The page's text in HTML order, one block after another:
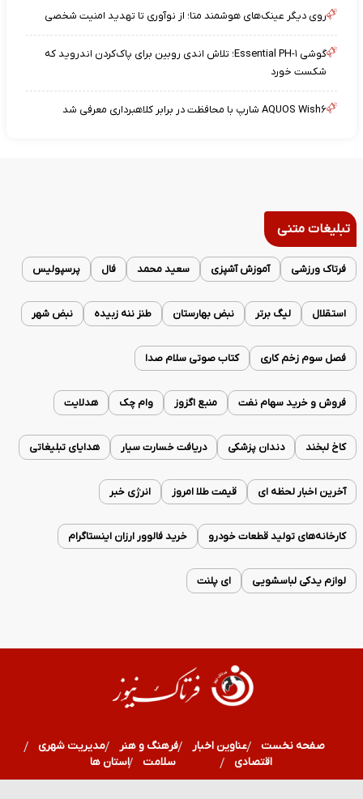
روی دیگر عینک‌های هوشمند متا؛ از نوآوری تا تهدید امنیت شخصی
گوشی Essential PH-۱؛ تلاش اندی روبین برای پاک‌کردن اندروید که
شکست خورد
AQUOS Wish۶ شارپ با محافظت در برابر کلاهبرداری معرفی شد
تبلیغات متنی
فرتاک ورزشی آموزش آشپزی سعید محمد فال پرسپولیس
استقلال لیگ برتر نبض بهارستان طنز ننه زبیده نبض شهر
فصل سوم زخم کاری کتاب صوتی سلام صدا
فروش و خرید سهام نفت منبع اگزوز وام چک هدلایت
کاخ لبخند دندان پزشکی دریافت خسارت سیار هدایای تبلیغاتی
آخرین اخبار لحظه ای قیمت طلا امروز انرژی خبر
کارخانه‌های تولید قطعات خودرو خرید فالوور ارزان اینستاگرام
لوازم یدکی لباسشویی ای پلنت
صفحه نخست عناوین اخبار فرهنگ و هنر
مدیریت شهری
اقتصادی
ورزشی سلامت استان ها